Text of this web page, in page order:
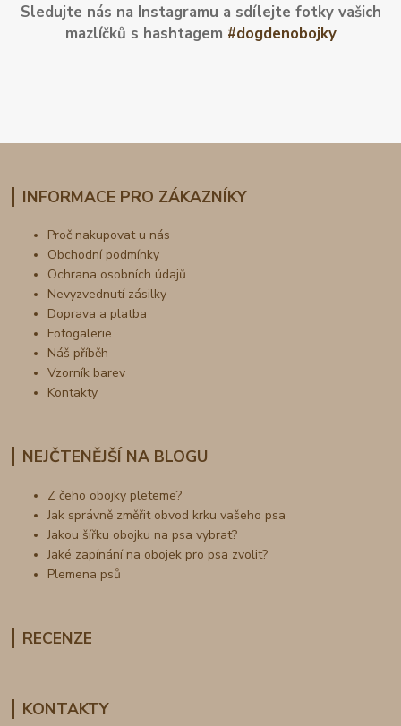
Sledujte nás na Instagramu a sdílejte fotky vašich
mazlíčků s hashtagem #dogdenobojky
INFORMACE PRO ZÁKAZNÍKY
Proč nakupovat u nás
Obchodní podmínky
Ochrana osobních údajů
Nevyzvednutí zásilky
Doprava a platba
Fotogalerie
Náš příběh
Vzorník barev
Kontakty
NEJČTENĚJŠÍ NA BLOGU
Z čeho obojky pleteme?
Jak správně změřit obvod krku vašeho psa
Jakou šířku obojku na psa vybrat?
Jaké zapínání na obojek pro psa zvolit?
Plemena psů
RECENZE
KONTAKTY